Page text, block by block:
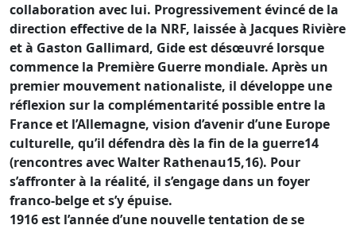
collaboration avec lui. Progressivement évincé de la
direction effective de la NRF, laissée à Jacques Rivière
et à Gaston Gallimard, Gide est désœuvré lorsque
commence la Première Guerre mondiale. Après un
premier mouvement nationaliste, il développe une
réflexion sur la complémentarité possible entre la
France et l’Allemagne, vision d’avenir d’une Europe
culturelle, qu’il défendra dès la fin de la guerre14
(rencontres avec Walter Rathenau15,16). Pour
s’affronter à la réalité, il s’engage dans un foyer
franco-belge et s’y épuise.
1916 est l’année d’une nouvelle tentation de se